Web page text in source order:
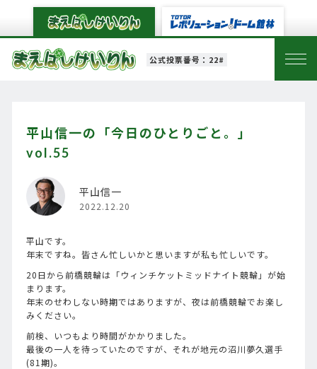
公式投票番号：22#
平山信一の「今日のひとりごと。」
vol.55
平山信一
2022.12.20
平山です。
年末ですね。皆さん忙しいかと思いますが私も忙しいです。
20日から前橋競輪は「ウィンチケットミッドナイト競輪」が始
まります。
年末のせわしない時期ではありますが、夜は前橋競輪でお楽し
みください。
前検、いつもより時間がかかりました。
最後の一人を待っていたのですが、それが地元の沼川夢久選手
(81期)。